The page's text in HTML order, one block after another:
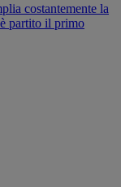
costantemente la
partito il primo